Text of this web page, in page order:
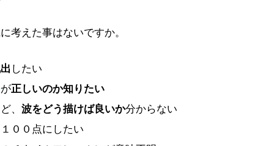
考えた事はないですか。
したい
が正しいのか知りたい
、 波をどう描けば良いか分からない
００点にしたい